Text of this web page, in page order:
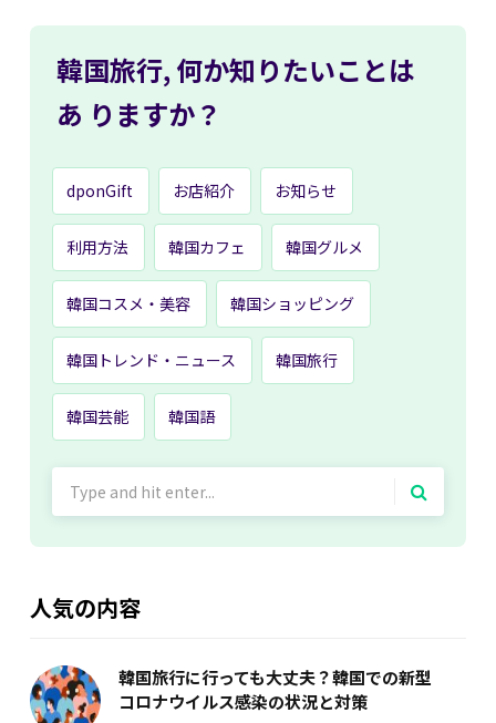
韓国旅行, 何か知りたいことは
あ りますか？
dponGift お店紹介 お知らせ
利用方法 韓国カフェ 韓国グルメ
韓国コスメ・美容 韓国ショッピング
韓国トレンド・ニュース 韓国旅行
韓国芸能 韓国語
人気の内容
韓国旅行に行っても大丈夫？韓国での新型
コロナウイルス感染の状況と対策